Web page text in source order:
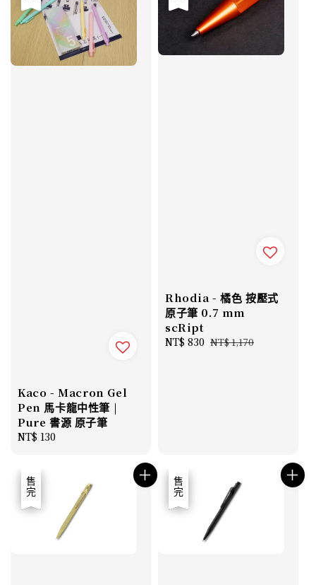
Kaco - Macron Gel
Pen 馬卡龍中性筆 |
Pure 書源 原子筆
Regular
NT$ 130
Rhodia - 橘色 按壓式
原子筆 0.7 mm
scRipt
Sale
NT$ 830 Regular
NT$ 1,170
優惠
售完 優惠
售完